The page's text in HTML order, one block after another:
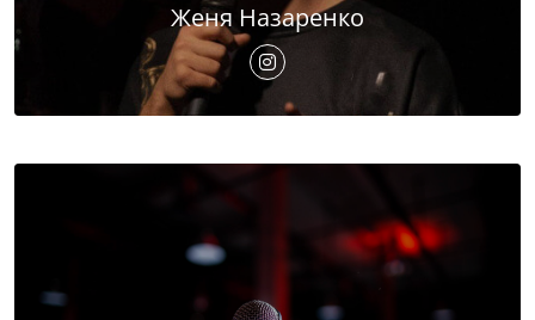
Женя Назаренко